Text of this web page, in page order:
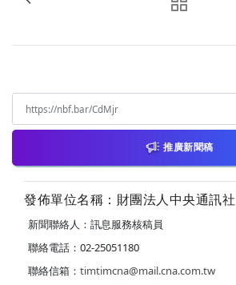
推廣新聞稿
發佈單位名稱：財團法人中央通訊社
新聞聯絡人：訊息服務核稿員
聯絡電話：02-25051180
聯絡信箱： timtimcna@mail.cna.com.tw